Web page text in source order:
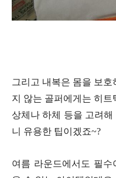
그리고 내복은 몸을 보
지 않는 골퍼에게는 히
상체나 하체 등을 고려
니 유용한 팁이겠죠~?
여름 라운드에서도 필